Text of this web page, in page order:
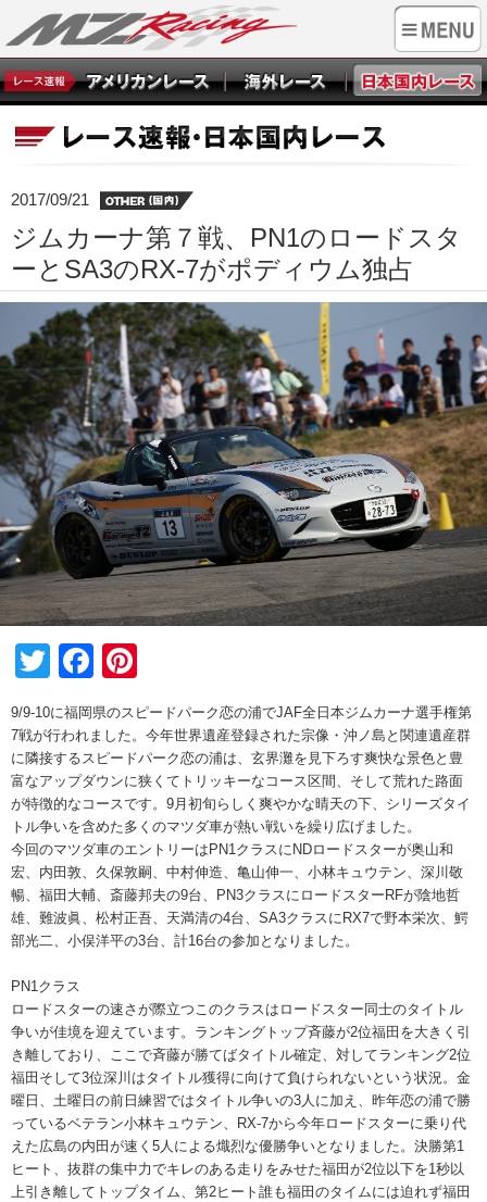
2017/09/21
ジムカーナ第７戦、PN1のロードスタ
ーとSA3のRX-7がポディウム独占
TwitterFacebook
9/9-10に福岡県のスピードパーク恋の浦でJAF全日本ジムカーナ選手権第
7戦が行われました。今年世界遺産登録された宗像・沖ノ島と関連遺産群
に隣接するスピードパーク恋の浦は、玄界灘を見下ろす爽快な景色と豊
富なアップダウンに狭くてトリッキーなコース区間、そして荒れた路面
が特徴的なコースです。9月初旬らしく爽やかな晴天の下、シリーズタイ
トル争いを含めた多くのマツダ車が熱い戦いを繰り広げました。
今回のマツダ車のエントリーはPN1クラスにNDロードスターが奥山和
宏、内田敦、久保敦嗣、中村伸造、亀山伸一、小林キュウテン、深川敬
暢、福田大輔、斎藤邦夫の9台、PN3クラスにロードスターRFが陰地哲
雄、難波眞、松村正吾、天満清の4台、SA3クラスにRX7で野本栄次、鰐
部光二、小俣洋平の3台、計16台の参加となりました。
PN1クラス
ロードスターの速さが際立つこのクラスはロードスター同士のタイトル
争いが佳境を迎えています。ランキングトップ斉藤が2位福田を大きく引
き離しており、ここで斉藤が勝てばタイトル確定、対してランキング2位
福田そして3位深川はタイトル獲得に向けて負けられないという状況。金
曜日、土曜日の前日練習ではタイトル争いの3人に加え、昨年恋の浦で勝
っているベテラン小林キュウテン、RX-7から今年ロードスターに乗り代
えた広島の内田が速く5人による熾烈な優勝争いとなりました。決勝第1
ヒート、抜群の集中力でキレのある走りをみせた福田が2位以下を1秒以
上引き離してトップタイム、第2ヒート誰も福田のタイムには迫れず福田